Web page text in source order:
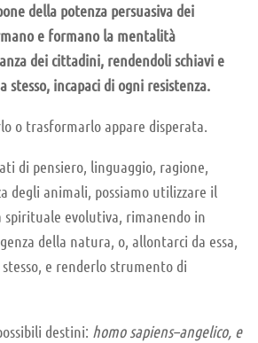
della potenza persuasiva dei
e formano la mentalità
dei cittadini, rendendoli schiavi e
stesso, incapaci di ogni resistenza.
o trasformarlo appare disperata.
di pensiero, linguaggio, ragione,
degli animali, possiamo utilizzare il
spirituale evolutiva, rimanendo in
della natura, o, allontarci da essa,
e renderlo strumento di
destini: homo sapiens–angelico, e